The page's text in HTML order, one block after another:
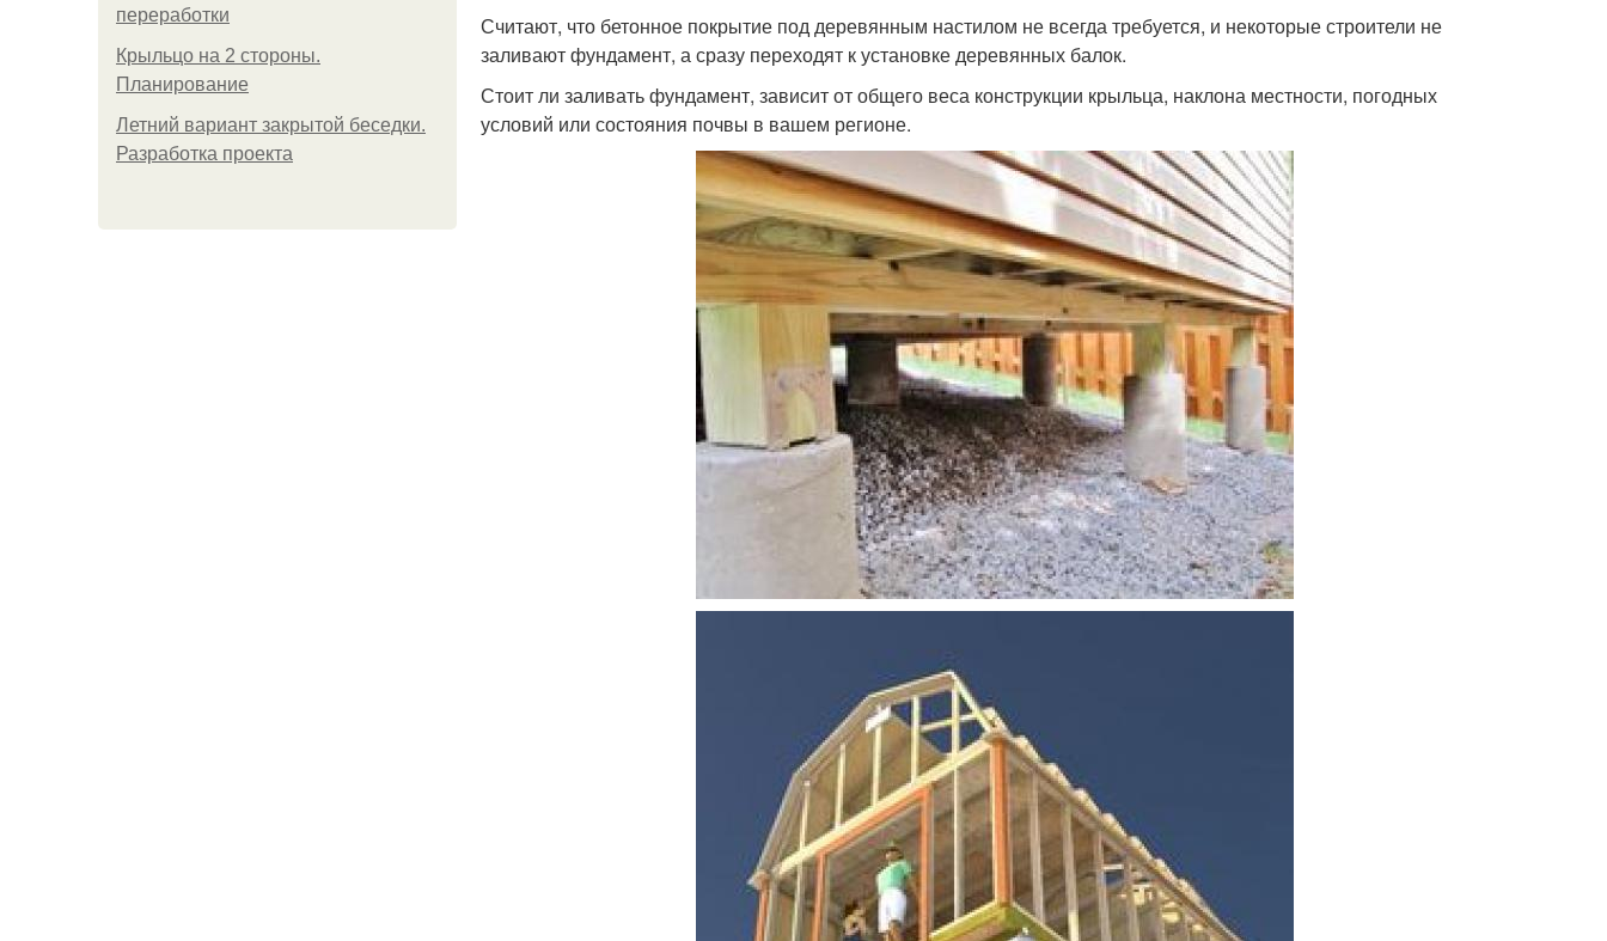
переработки
Крыльцо на 2 стороны.
Планирование
Летний вариант закрытой беседки.
Разработка проекта
Считают, что бетонное покрытие под деревянным настилом не всегда требуется, и некоторые строители не
заливают фундамент, а сразу переходят к установке деревянных балок.
Стоит ли заливать фундамент, зависит от общего веса конструкции крыльца, наклона местности, погодных
условий или состояния почвы в вашем регионе.